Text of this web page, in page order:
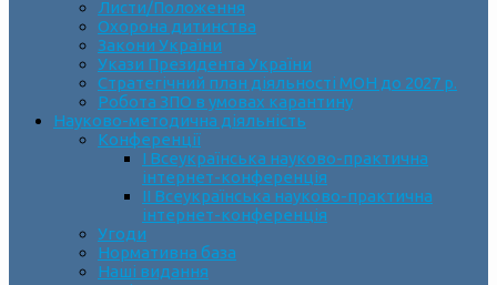
Листи/Положення
Охорона дитинства
Закони України
Укази Президента України
Стратегічний план діяльності МОН до 2027 р.
Робота ЗПО в умовах карантину
Науково-методична діяльність
Конференції
І Всеукраїнська науково-практична
інтернет-конференція
ІІ Всеукраїнська науково-практична
інтернет-конференція
Угоди
Нормативна база
Наші видання